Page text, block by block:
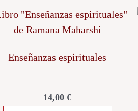
Enseñanzas espirituales
14,00 €